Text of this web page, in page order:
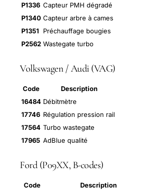
P1336 Capteur PMH dégradé
P1340 Capteur arbre à cames
P1351
Préchauffage bougies
P2562 Wastegate turbo
Volkswagen / Audi (VAG)
Code
Description
16484 Débitmètre
17746 Régulation pression rail
17564 Turbo wastegate
17965 AdBlue qualité
Ford (P09XX, B-codes)
Code
Description